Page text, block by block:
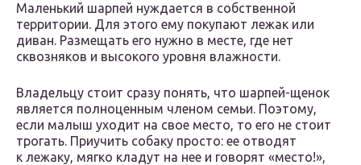
Маленький шарпей нуждается в собственной
территории. Для этого ему покупают лежак или
диван. Размещать его нужно в месте, где нет
сквозняков и высокого уровня влажности.
Владельцу стоит сразу понять, что шарпей-щенок
является полноценным членом семьи. Поэтому,
если малыш уходит на свое место, то его не стоит
трогать. Приучить собаку просто: ее отводят
к лежаку, мягко кладут на нее и говорят «место!»,